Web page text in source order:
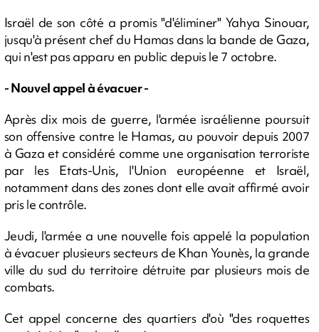
Israël de son côté a promis "d'éliminer" Yahya Sinouar,
jusqu'à présent chef du Hamas dans la bande de Gaza,
qui n'est pas apparu en public depuis le 7 octobre.
- Nouvel appel à évacuer -
Après dix mois de guerre, l'armée israélienne poursuit
son offensive contre le Hamas, au pouvoir depuis 2007
à Gaza et considéré comme une organisation terroriste
par les Etats-Unis, l'Union européenne et Israël,
notamment dans des zones dont elle avait affirmé avoir
pris le contrôle.
Jeudi, l'armée a une nouvelle fois appelé la population
à évacuer plusieurs secteurs de Khan Younès, la grande
ville du sud du territoire détruite par plusieurs mois de
combats.
Cet appel concerne des quartiers d'où "des roquettes